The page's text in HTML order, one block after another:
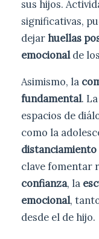
sus hijos.
significativas,
dejar huellas
emocionalde
Asimismo, la
fundamental.
espacios de
como la
clave fomentar
confianza, la
emocional,
desde el de hijo.